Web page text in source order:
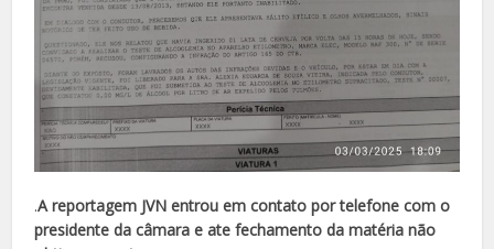
.A reportagem JVN entrou em contato por telefone com o
presidente da câmara e ate fechamento da matéria não